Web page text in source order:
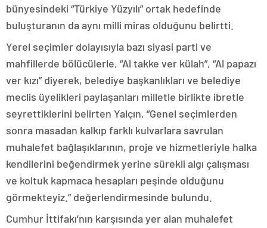
bünyesindeki “Türkiye Yüzyılı” ortak hedefinde
buluşturanın da aynı milli miras olduğunu belirtti.
Yerel seçimler dolayısıyla bazı siyasi parti ve
mahfillerde bölücülerle, “Al takke ver külah”, “Al papazı
ver kızı” diyerek, belediye başkanlıkları ve belediye
meclis üyelikleri paylaşanları milletle birlikte ibretle
seyrettiklerini belirten Yalçın, “Genel seçimlerden
sonra masadan kalkıp farklı kulvarlara savrulan
muhalefet bağlaşıklarının, proje ve hizmetleriyle halka
kendilerini beğendirmek yerine sürekli algı çalışması
ve koltuk kapmaca hesapları peşinde olduğunu
görmekteyiz.” değerlendirmesinde bulundu.
Cumhur İttifakı’nın karşısında yer alan muhalefet